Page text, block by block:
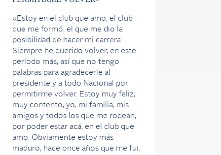
«Estoy en el club que amo, el club
que me formó, el que me dio la
posibilidad de hacer mi carrera.
Siempre he querido volver, en este
período más, así que no tengo
palabras para agradecerle al
presidente y a todo Nacional por
permitirme volver. Estoy muy feliz,
muy contento, yo, mi familia, mis
amigos y todos los que me rodean,
por poder estar acá, en el club que
amo. Obviamente estoy más
maduro, hace once años que me fui.